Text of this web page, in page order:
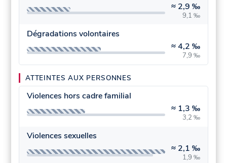
≈ 2,9 ‰
9,1 ‰
Dégradations volontaires
≈4,2 ‰
7,9 ‰
ATTEINTES AUX PERSONNES
Violences hors cadre familial
≈ 1,3 ‰
3,2 ‰
Violences sexuelles
≈ 2,1 ‰
1,9 ‰